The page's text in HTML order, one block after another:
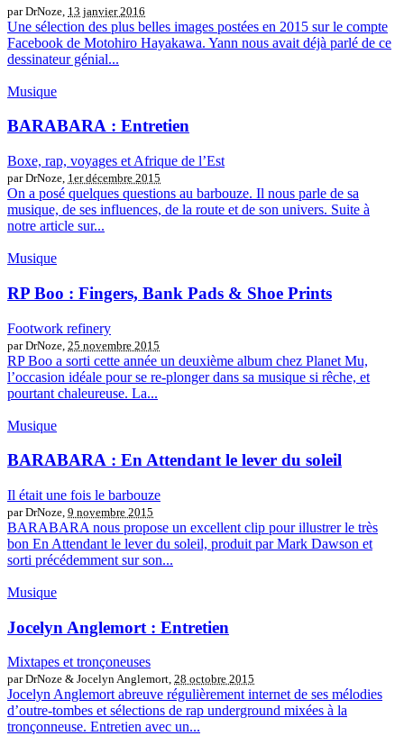
par DrNoze, 13 janvier 2016
Une sélection des plus belles images postées en 2015 sur le compte
Facebook de Motohiro Hayakawa. Yann nous avait déjà parlé de ce
dessinateur génial...
Musique
BARABARA : Entretien
Boxe, rap, voyages et Afrique de l’Est
par DrNoze, 1er décembre 2015
On a posé quelques questions au barbouze. Il nous parle de sa
musique, de ses influences, de la route et de son univers. Suite à
notre article sur...
Musique
RP Boo : Fingers, Bank Pads & Shoe Prints
Footwork refinery
par DrNoze, 25 novembre 2015
RP Boo a sorti cette année un deuxième album chez Planet Mu,
l’occasion idéale pour se re-plonger dans sa musique si rêche, et
pourtant chaleureuse. La...
Musique
BARABARA : En Attendant le lever du soleil
Il était une fois le barbouze
par DrNoze, 9 novembre 2015
BARABARA nous propose un excellent clip pour illustrer le très
bon En Attendant le lever du soleil, produit par Mark Dawson et
sorti précédemment sur son...
Musique
Jocelyn Anglemort : Entretien
Mixtapes et tronçoneuses
par DrNoze & Jocelyn Anglemort, 28 octobre 2015
Jocelyn Anglemort abreuve régulièrement internet de ses mélodies
d’outre-tombes et sélections de rap underground mixées à la
tronçonneuse. Entretien avec un...